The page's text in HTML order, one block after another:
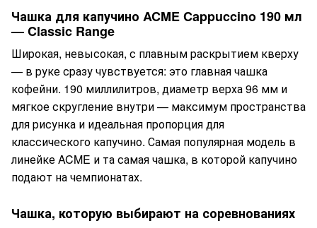
Чашка для капучино ACME Cappuccino 190 мл
— Classic Range
Широкая, невысокая, с плавным раскрытием кверху
— в руке сразу чувствуется: это главная чашка
кофейни. 190 миллилитров, диаметр верха 96 мм и
мягкое скругление внутри — максимум пространства
для рисунка и идеальная пропорция для
классического капучино. Самая популярная модель в
линейке ACME и та самая чашка, в которой капучино
подают на чемпионатах.
Чашка, которую выбирают на соревнованиях